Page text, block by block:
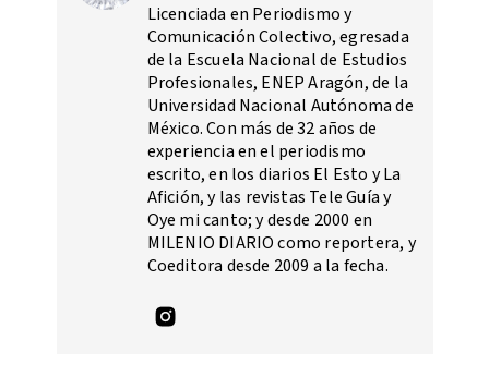
Licenciada en Periodismo y
Comunicación Colectivo, egresada
de la Escuela Nacional de Estudios
Profesionales, ENEP Aragón, de la
Universidad Nacional Autónoma de
México. Con más de 32 años de
experiencia en el periodismo
escrito, en los diarios El Esto y La
Afición, y las revistas Tele Guía y
Oye mi canto; y desde 2000 en
MILENIO DIARIO como reportera, y
Coeditora desde 2009 a la fecha.